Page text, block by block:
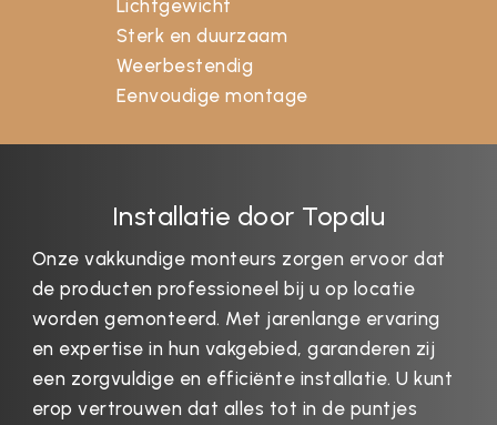
Lichtgewicht
Sterk en duurzaam
Weerbestendig
Eenvoudige montage
Installatie door Topalu
Onze vakkundige monteurs zorgen ervoor dat
de producten professioneel bij u op locatie
worden gemonteerd. Met jarenlange ervaring
en expertise in hun vakgebied, garanderen zij
een zorgvuldige en efficiënte installatie. U kunt
erop vertrouwen dat alles tot in de puntjes